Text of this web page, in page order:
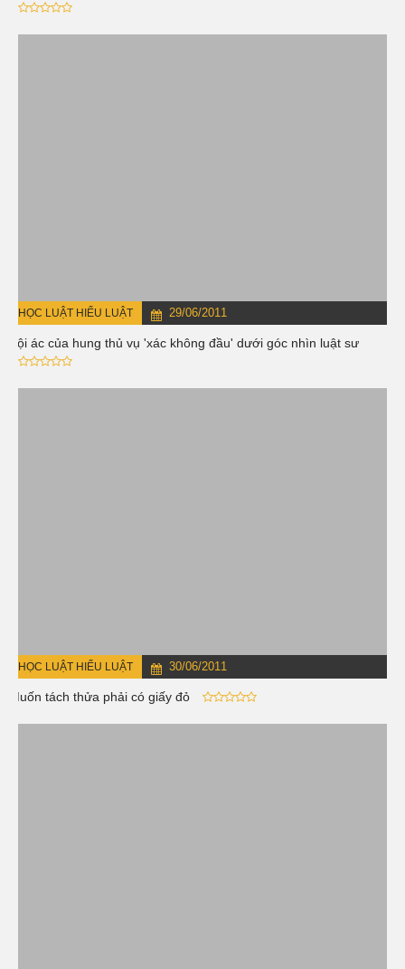
HỌC LUẬT HIỂU LUẬT 29/06/2011
Tội ác của hung thủ vụ 'xác không đầu' dưới góc nhìn luật sư
HỌC LUẬT HIỂU LUẬT 30/06/2011
Muốn tách thửa phải có giấy đỏ